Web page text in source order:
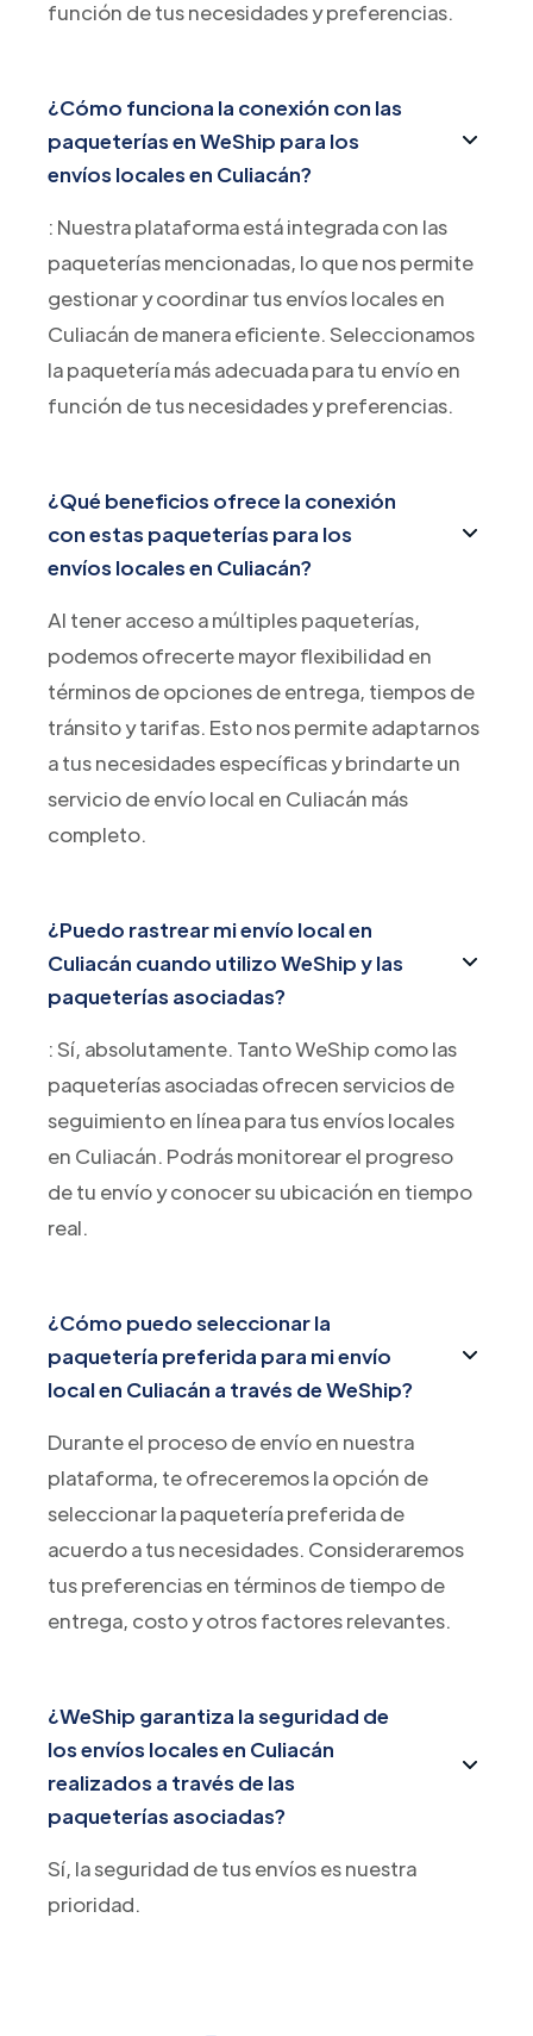
función de tus necesidades y preferencias.
¿Cómo funciona la conexión con las
paqueterías en WeShip para los
envíos locales en Culiacán?
: Nuestra plataforma está integrada con las
paqueterías mencionadas, lo que nos permite
gestionar y coordinar tus envíos locales en
Culiacán de manera eficiente. Seleccionamos
la paquetería más adecuada para tu envío en
función de tus necesidades y preferencias.
¿Qué beneficios ofrece la conexión
con estas paqueterías para los
envíos locales en Culiacán?
Al tener acceso a múltiples paqueterías,
podemos ofrecerte mayor flexibilidad en
términos de opciones de entrega, tiempos de
tránsito y tarifas. Esto nos permite adaptarnos
a tus necesidades específicas y brindarte un
servicio de envío local en Culiacán más
completo.
¿Puedo rastrear mi envío local en
Culiacán cuando utilizo WeShip y las
paqueterías asociadas?
: Sí, absolutamente. Tanto WeShip como las
paqueterías asociadas ofrecen servicios de
seguimiento en línea para tus envíos locales
en Culiacán. Podrás monitorear el progreso
de tu envío y conocer su ubicación en tiempo
real.
¿Cómo puedo seleccionar la
paquetería preferida para mi envío
local en Culiacán a través de WeShip?
Durante el proceso de envío en nuestra
plataforma, te ofreceremos la opción de
seleccionar la paquetería preferida de
acuerdo a tus necesidades. Consideraremos
tus preferencias en términos de tiempo de
entrega, costo y otros factores relevantes.
¿WeShip garantiza la seguridad de
los envíos locales en Culiacán
realizados a través de las
paqueterías asociadas?
Sí, la seguridad de tus envíos es nuestra
prioridad.